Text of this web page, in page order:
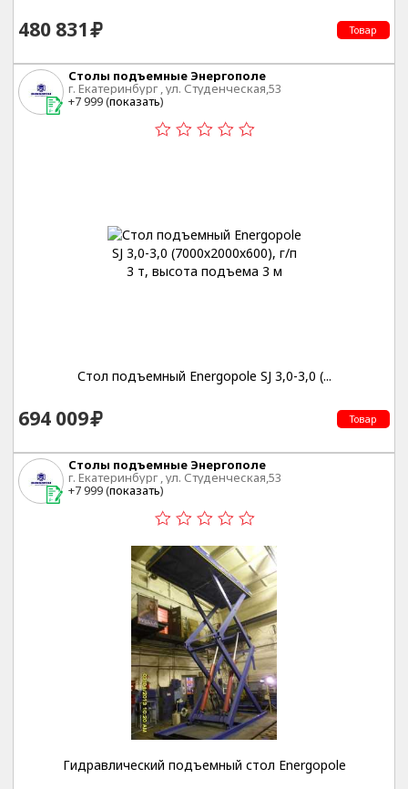
480 831 Товар
Столы подъемные Энергополе
г. Екатеринбург , ул. Студенческая,53
+7 999 (показать)
Стол подъемный Energopole SJ 3,0-3,0 (...
694 009 Товар
Столы подъемные Энергополе
г. Екатеринбург , ул. Студенческая,53
+7 999 (показать)
Гидравлический подъемный стол Energopole